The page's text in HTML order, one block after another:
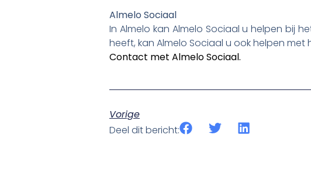
Almelo Sociaal
In Almelo kan Almelo Sociaal u helpen bij
heeft, kan Almelo Sociaal u ook helpen met
Contact met Almelo Sociaal.
Vorige
Deel dit bericht: